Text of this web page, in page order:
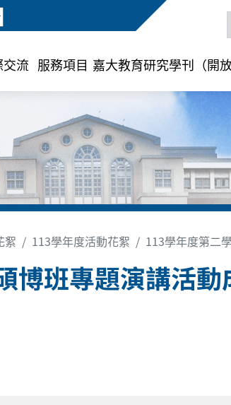
流 服務項目 嘉大教育研究學刊（開
絮 113學年度活動花絮 113學年度第二
博班專題演講活動